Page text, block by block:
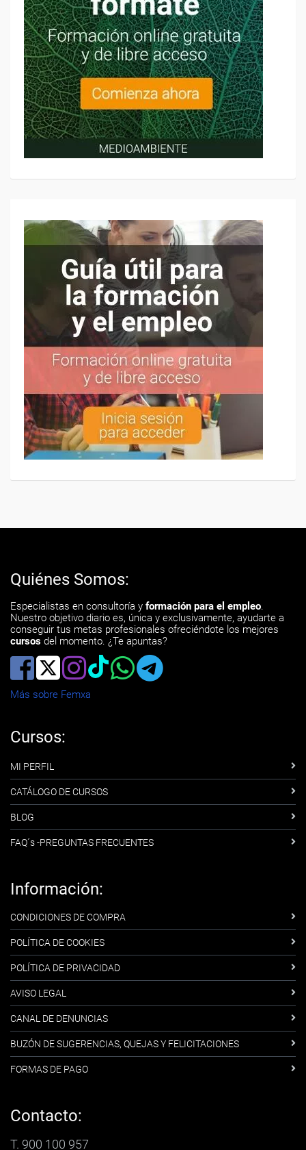
Quiénes Somos:
Especialistas en consultoría y formación para el empleo.
Nuestro objetivo diario es, única y exclusivamente, ayudarte a
conseguir tus metas profesionales ofreciéndote los mejores
cursos del momento. ¿Te apuntas?
Más sobre Femxa
Cursos:
MI PERFIL
CATÁLOGO DE CURSOS
BLOG
FAQ´s -PREGUNTAS FRECUENTES
Información:
CONDICIONES DE COMPRA
POLÍTICA DE COOKIES
POLÍTICA DE PRIVACIDAD
AVISO LEGAL
CANAL DE DENUNCIAS
BUZÓN DE SUGERENCIAS, QUEJAS Y FELICITACIONES
FORMAS DE PAGO
Contacto:
T. 900 100 957